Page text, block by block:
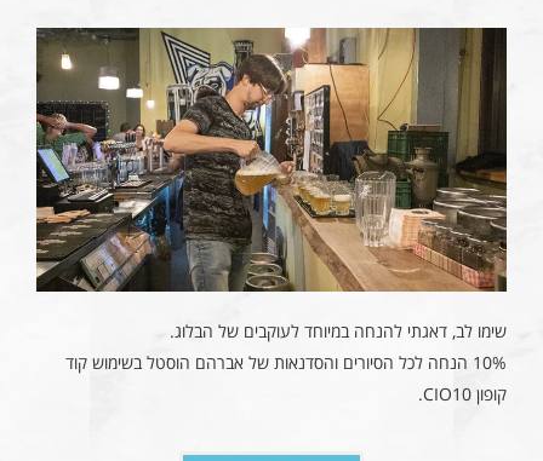
שימו לב, דאגתי להנחה במיוחד לעוקבים של הבלוג.
10% הנחה לכל הסיורים והסדנאות של אברהם הוסטל בשימוש קוד
קופון CIO10.